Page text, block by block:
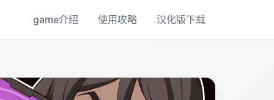
game介绍 使用攻略 汉化版下载